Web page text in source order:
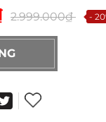
2.999.000₫ -